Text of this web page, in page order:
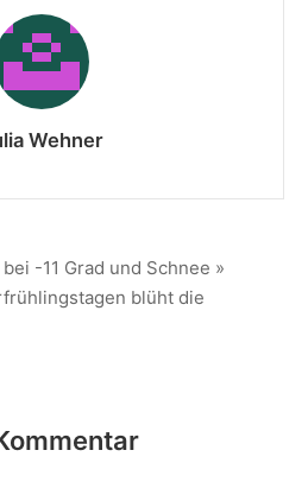
Wehner
-11 Grad und Schnee »
blüht die